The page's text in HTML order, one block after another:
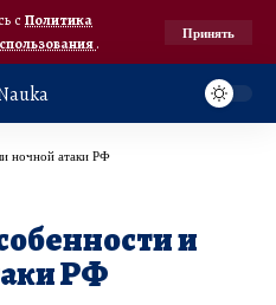
с Политика
.
Принять
ночной атаки РФ
и
РФ